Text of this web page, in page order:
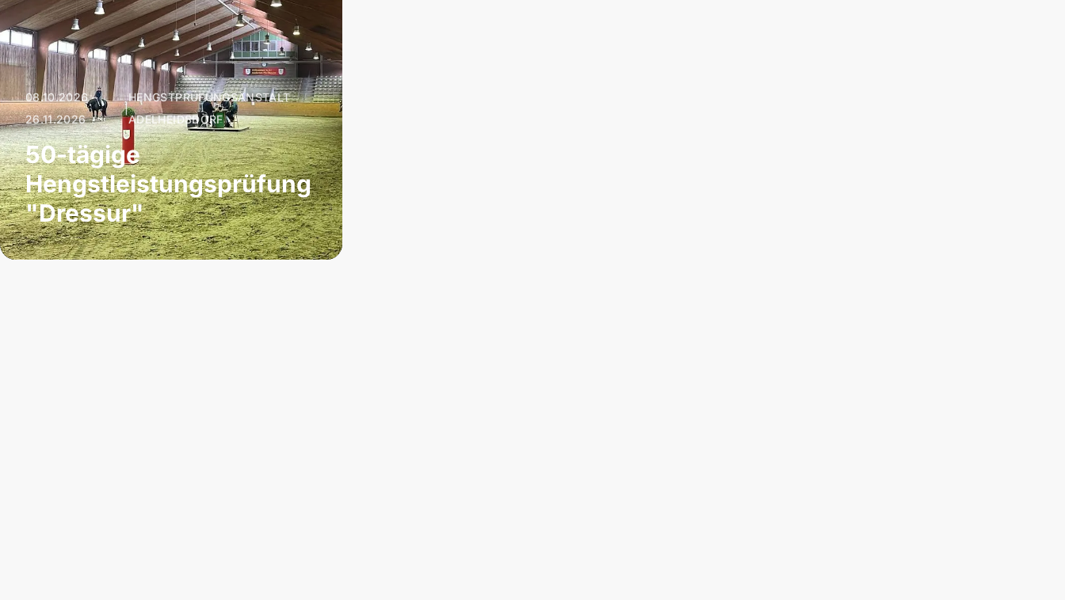
08.10.2026 –
26.11.2026
|
HENGSTPRÜFUNGSANSTALT
ADELHEIDSDORF
50-tägige
Hengstleistungsprüfung
"Dressur"